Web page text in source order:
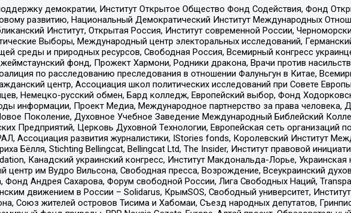
демократии, Институт Открытое Общество Фонд Содействия, Фонд
развитию, Национальный Демократический Институт Международных
Институт, Открытая Россия, Институт современной России,
Выборы, Международный центр электоральных исследований,
среды и природных ресурсов, Свободная Россия, Всемирный конгресс
фонд, Прожект Хармони, Родники дракона, Врачи против
по расследованию преследования в отношении Фалуньгун в Китае,
центр, Ассоциация школ политических исследований при Совете
Немецко-русский обмен, Бард колледж, Европейский выбор, Фонд
информации, Проект Медиа, Международное партнерство за права человека,
Поколение, Духовное Учебное Заведение Международный Библейский
Предприятий, Церковь Духовной Технологии, Европейская сеть
Ассоциация развития журналистики, IStories fonds, Королевский Институт
Бёлля, Stichting Bellingcat, Bellingcat Ltd, The Insider, Институт правовой
Канадский украинский конгресс, Институт Макдональда-Лорье,
им Вудро Вильсона, Свободная пресса, Возрождение, Всеукраинский
Андрея Сахарова, Форум свободной России, Лига Свободных Наций,
движением в России – Solidarus, КрымSOS, Свободный университет,
Союз жителей островов Тисима и Хабомаи, Съезд народных депутатов,